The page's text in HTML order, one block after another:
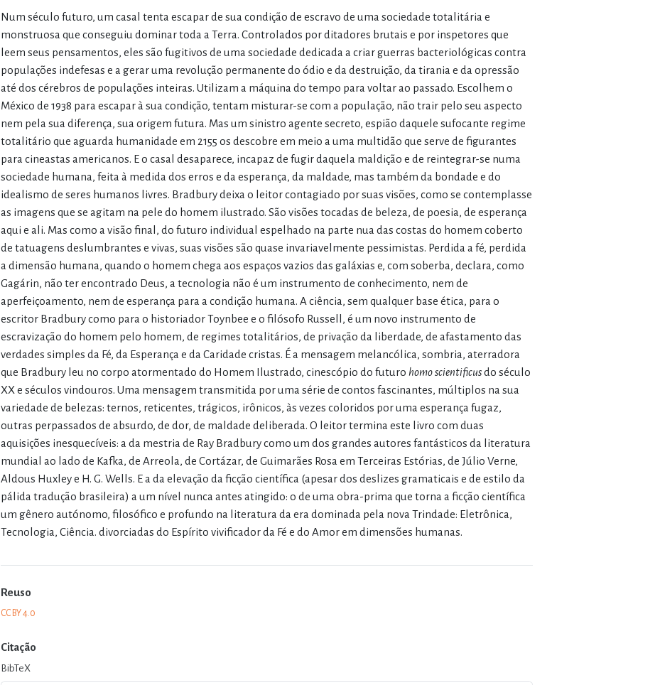
Num século futuro, um casal tenta escapar de sua condição de escravo de uma sociedade totalitária e
monstruosa que conseguiu dominar toda a Terra. Controlados por ditadores brutais e por inspetores que
leem seus pensamentos, eles são fugitivos de uma sociedade dedicada a criar guerras bacteriológicas contra
populações indefesas e a gerar uma revolução permanente do ódio e da destruição, da tirania e da opressão
até dos cérebros de populações inteiras. Utilizam a máquina do tempo para voltar ao passado. Escolhem o
México de 1938 para escapar à sua condição, tentam misturar-se com a população, não trair pelo seu aspecto
nem pela sua diferença, sua origem futura. Mas um sinistro agente secreto, espião daquele sufocante regime
totalitário que aguarda humanidade em 2155 os descobre em meio a uma multidão que serve de figurantes
para cineastas americanos. E o casal desaparece, incapaz de fugir daquela maldição e de reintegrar-se numa
sociedade humana, feita à medida dos erros e da esperança, da maldade, mas também da bondade e do
idealismo de seres humanos livres. Bradbury deixa o leitor contagiado por suas visões, como se contemplasse
as imagens que se agitam na pele do homem ilustrado. São visões tocadas de beleza, de poesia, de esperança
aqui e ali. Mas como a visão final, do futuro individual espelhado na parte nua das costas do homem coberto
de tatuagens deslumbrantes e vivas, suas visões são quase invariavelmente pessimistas. Perdida a fé, perdida
a dimensão humana, quando o homem chega aos espaços vazios das galáxias e, com soberba, declara, como
Gagárin, não ter encontrado Deus, a tecnologia não é um instrumento de conhecimento, nem de
aperfeiçoamento, nem de esperança para a condição humana. A ciência, sem qualquer base ética, para o
escritor Bradbury como para o historiador Toynbee e o filósofo Russell, é um novo instrumento de
escravização do homem pelo homem, de regimes totalitários, de privação da liberdade, de afastamento das
verdades simples da Fé, da Esperança e da Caridade cristas. É a mensagem melancólica, sombria, aterradora
que Bradbury leu no corpo atormentado do Homem Ilustrado, cinescópio do futuro homo scientificusdo século
XX e séculos vindouros. Uma mensagem transmitida por uma série de contos fascinantes, múltiplos na sua
variedade de belezas: ternos, reticentes, trágicos, irônicos, às vezes coloridos por uma esperança fugaz,
outras perpassados de absurdo, de dor, de maldade deliberada. O leitor termina este livro com duas
aquisições inesquecíveis: a da mestria de Ray Bradbury como um dos grandes autores fantásticos da literatura
mundial ao lado de Kafka, de Arreola, de Cortázar, de Guimarães Rosa em Terceiras Estórias, de Júlio Verne,
Aldous Huxley e H. G. Wells. E a da elevação da ficção científica (apesar dos deslizes gramaticais e de estilo da
pálida tradução brasileira) a um nível nunca antes atingido: o de uma obra-prima que torna a ficção científica
um gênero autónomo, filosófico e profundo na literatura da era dominada pela nova Trindade: Eletrônica,
Tecnologia, Ciência. divorciadas do Espírito vivificador da Fé e do Amor em dimensões humanas.
Reuso
CC BY 4.0
Citação
BibTeX